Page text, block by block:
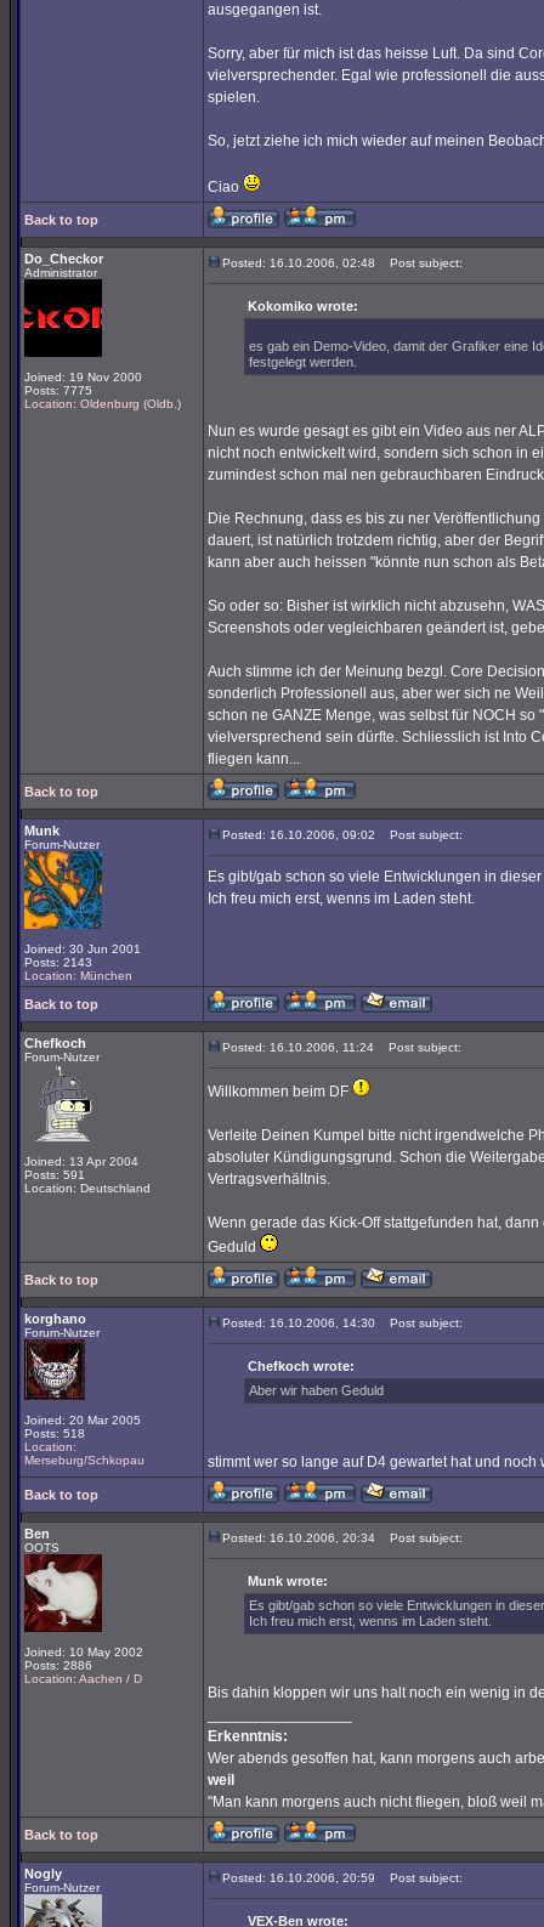
ausgegangen ist.
Sorry, aber für mich ist das heisse Luft. Da sind
vielversprechender. Egal wie professionell die
spielen.
So, jetzt ziehe ich mich wieder auf meinen
Ciao
Back to top
Do_Checkor
Administrator
Joined: 19 Nov 2000
Posts: 7775
Location: Oldenburg (Oldb.)
Posted: 16.10.2006, 02:48 Post subject:
Kokomiko wrote:
es gab ein Demo-Video, damit der Grafiker eine
festgelegt werden.
Nun es wurde gesagt es gibt ein Video aus ner
nicht noch entwickelt wird, sondern sich schon in
zumindest schon mal nen gebrauchbaren
Die Rechnung, dass es bis zu ner
dauert, ist natürlich trotzdem richtig, aber der
kann aber auch heissen "könnte nun schon als
So oder so: Bisher ist wirklich nicht abzusehn,
Screenshots oder vegleichbaren geändert ist,
Auch stimme ich der Meinung bezgl. Core
sonderlich Professionell aus, aber wer sich ne
schon ne GANZE Menge, was selbst für NOCH
vielversprechend sein dürfte. Schliesslich ist Into
fliegen kann...
Back to top
Munk
Forum-Nutzer
Joined: 30 Jun 2001
Posts: 2143
Location: München
Posted: 16.10.2006, 09:02 Post subject:
Es gibt/gab schon so viele Entwicklungen in
Ich freu mich erst, wenns im Laden steht.
Back to top
Chefkoch
Forum-Nutzer
Joined: 13 Apr 2004
Posts: 591
Location: Deutschland
Posted: 16.10.2006, 11:24 Post subject:
Willkommen beim DF
Verleite Deinen Kumpel bitte nicht irgendwelche
absoluter Kündigungsgrund. Schon die
Vertragsverhältnis.
Wenn gerade das Kick-Off stattgefunden hat,
Geduld
Back to top
korghano
Forum-Nutzer
Joined: 20 Mar 2005
Posts: 518
Location:
Merseburg/Schkopau
Posted: 16.10.2006, 14:30 Post subject:
Chefkoch wrote:
Aber wir haben Geduld
stimmt wer so lange auf D4 gewartet hat und
Back to top
Ben
OOTS
Joined: 10 May 2002
Posts: 2886
Location: Aachen / D
Posted: 16.10.2006, 20:34 Post subject:
Munk wrote:
Es gibt/gab schon so viele Entwicklungen in
Ich freu mich erst, wenns im Laden steht.
Bis dahin kloppen wir uns halt noch ein wenig in
Erkenntnis:
Wer abends gesoffen hat, kann morgens auch
weil
"Man kann morgens auch nicht fliegen, bloß weil
Back to top
Nogly
Forum-Nutzer
Posted: 16.10.2006, 20:59 Post subject:
VEX-Ben wrote: